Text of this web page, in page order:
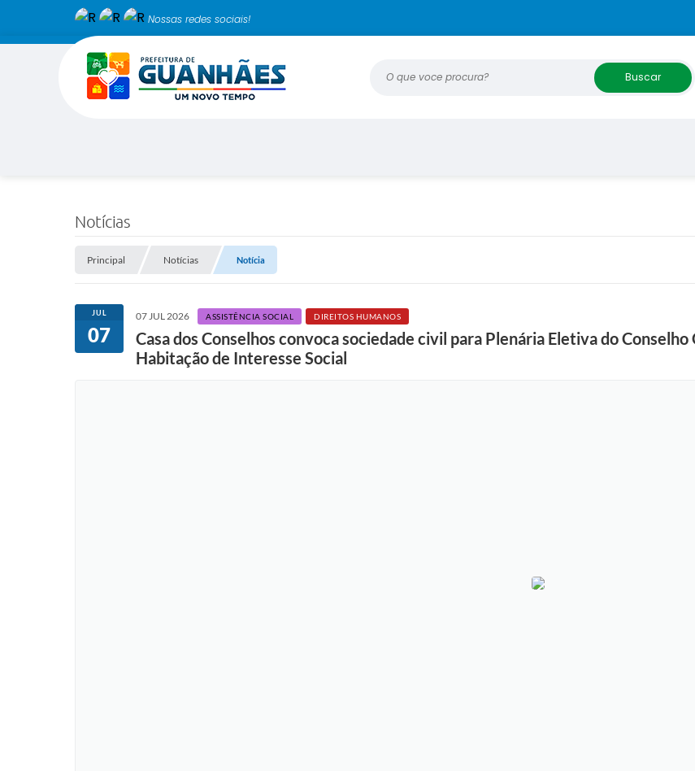
O que voce procura?
Nossas redes sociais!
Notícias
Principal Notícias Notícia
JUL
07
07 JUL 2026 ASSISTÊNCIA SOCIAL DIREITOS HUMANOS
Casa dos Conselhos convoca sociedade civil para Plenária Eletiva do
Habitação de Interesse Social